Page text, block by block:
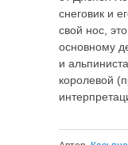
снеговик и
свой нос,
основному
и
королевой